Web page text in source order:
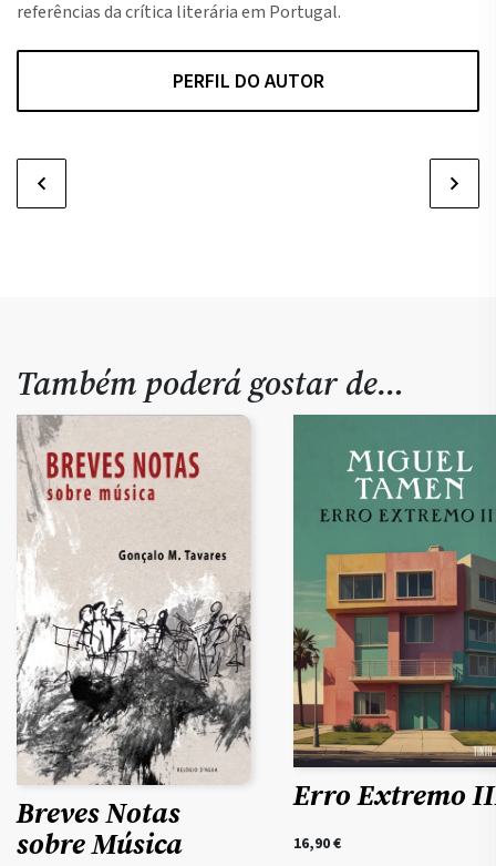
referências da crítica literária em Portugal.
PERFIL DO AUTOR
Também poderá gostar de…
Breves Notas
sobre Música
Erro Extremo
16,90€